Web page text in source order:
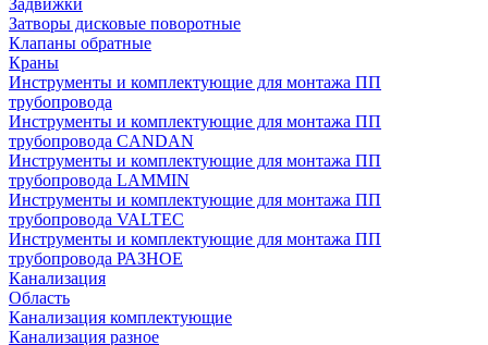
Задвижки
Затворы дисковые поворотные
Клапаны обратные
Краны
Инструменты и комплектующие для монтажа ПП
трубопровода
Инструменты и комплектующие для монтажа ПП
трубопровода CANDAN
Инструменты и комплектующие для монтажа ПП
трубопровода LAMMIN
Инструменты и комплектующие для монтажа ПП
трубопровода VALTEC
Инструменты и комплектующие для монтажа ПП
трубопровода РАЗНОЕ
Канализация
Область
Канализация комплектующие
Канализация разное